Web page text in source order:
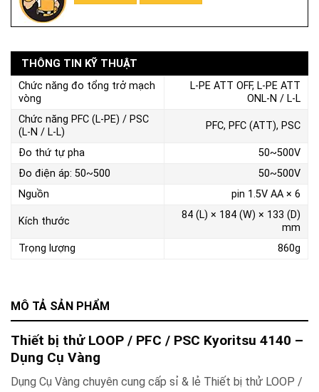
MÔ TẢ SẢN PHẨM
Thiết bị thử LOOP / PFC / PSC Kyoritsu 4140 –
Dụng Cụ Vàng
Dụng Cụ Vàng chuyên cung cấp sỉ & lẻ Thiết bị thử LOOP /
THÔNG TIN KỸ THUẬT
Chức năng đo tổng trở mạch
vòng
L-PE ATT OFF, L-PE ATT
ONL-N / L-L
Chức năng PFC (L-PE) / PSC
(L-N / L-L)
PFC, PFC (ATT), PSC
Đo thứ tự pha
50~500V
Đo điện áp: 50~500
50~500V
Nguồn
pin 1.5V AA × 6
Kích thước
84 (L) × 184 (W) × 133 (D)
mm
Trọng lượng
860g